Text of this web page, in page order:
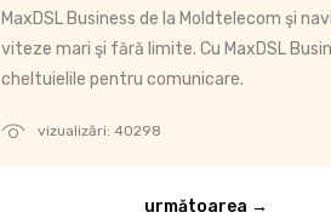
vizualizări: 40298
MaxDSL Business de la Moldtelecom şi
viteze mari şi fără limite. Cu MaxDSL
cheltuielile pentru comunicare.
următoarea →